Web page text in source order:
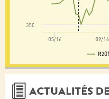
05/16 09/16
350
ACTUALITÉS